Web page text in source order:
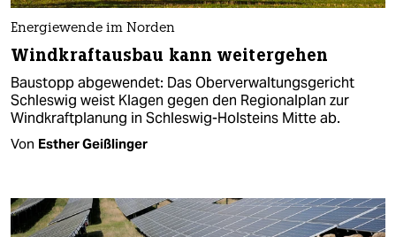
Energiewende im Norden
Windkraftausbau kann weitergehen
Baustopp abgewendet: Das Oberverwaltungsgericht
Schleswig weist Klagen gegen den Regionalplan zur
Windkraftplanung in Schleswig-Holsteins Mitte ab.
Von Esther Geißlinger